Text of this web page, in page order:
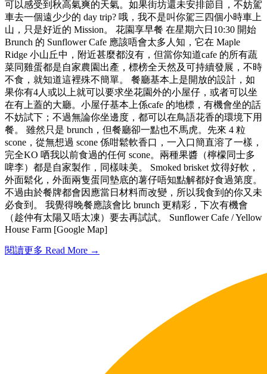
可以感受到秋高氣爽的天氣。如果街坊還未安排節目，不妨駕
車去一個遠少少的 day trip? 哦，我不是叫你駕三四個小時車上
山，只是好近的 Mission。 花園享早餐 在星期六日10:30 開始
Brunch 的 Sunflower Cafe 應該唔會太多人知，它在 Maple
Ridge 小山丘中，附近甚麼都沒有，但當你知道cafe 的所有蔬
菜同雞蛋都是自家農園出產，標榜全天然及可持續發展，不時
不食，就知道這裡殊不簡單。 餐廳基本上是開放的設計，如
果你有4人或以上就可以要求坐花園外的小屋仔，或者可以坐
在有上蓋的大廳。小屋仔基本上係cafe 的地標，有機會坐的話
不妨試下；不過無論你坐邊度，都可以在鳥語花香的環境下用
餐。 雖然只是 brunch，但餐廳卻一點也不馬虎。先來 4 粒
scone，從無想過 scone 係咁鬆軟香口，一入口簡直溶了一樣，
完全KO 哂我以前食過的任何 scone。兩種果醬（檸檬同士多
啤李）都是自家製作，同樣味美。 Smoked brisket 炆得好軟，
外面鬆化，外面兩隻蛋同墊底的薯仔唔知點解都好食過第度。
不過由於餐牌都會因應當日材料而改變，所以我食到的你又未
必食到。 我覺得晚餐應該會比 brunch 更精彩，下次有機會
（趁仲有太陽又唔太凍）要去再試試。 Sunflower Cafe / Yellow
House Farm [Google Map]
閱讀更多 Read More →